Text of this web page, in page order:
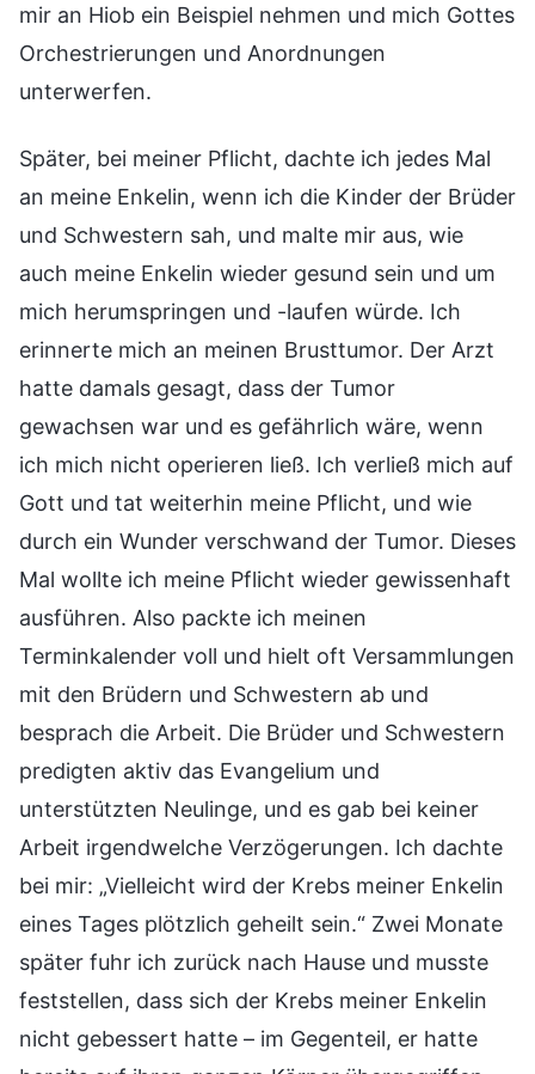
mir an Hiob ein Beispiel nehmen und mich Gottes
Orchestrierungen und Anordnungen
unterwerfen.
Später, bei meiner Pflicht, dachte ich jedes Mal
an meine Enkelin, wenn ich die Kinder der Brüder
und Schwestern sah, und malte mir aus, wie
auch meine Enkelin wieder gesund sein und um
mich herumspringen und -laufen würde. Ich
erinnerte mich an meinen Brusttumor. Der Arzt
hatte damals gesagt, dass der Tumor
gewachsen war und es gefährlich wäre, wenn
ich mich nicht operieren ließ. Ich verließ mich auf
Gott und tat weiterhin meine Pflicht, und wie
durch ein Wunder verschwand der Tumor. Dieses
Mal wollte ich meine Pflicht wieder gewissenhaft
ausführen. Also packte ich meinen
Terminkalender voll und hielt oft Versammlungen
mit den Brüdern und Schwestern ab und
besprach die Arbeit. Die Brüder und Schwestern
predigten aktiv das Evangelium und
unterstützten Neulinge, und es gab bei keiner
Arbeit irgendwelche Verzögerungen. Ich dachte
bei mir: „Vielleicht wird der Krebs meiner Enkelin
eines Tages plötzlich geheilt sein.“ Zwei Monate
später fuhr ich zurück nach Hause und musste
feststellen, dass sich der Krebs meiner Enkelin
nicht gebessert hatte – im Gegenteil, er hatte